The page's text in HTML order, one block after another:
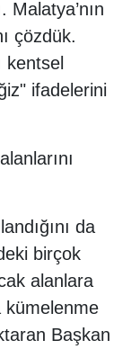
Malatya’nın
çözdük.
kentsel
ifadelerini
alanlarını
da
birçok
alanlara
kümelenme
Başkan